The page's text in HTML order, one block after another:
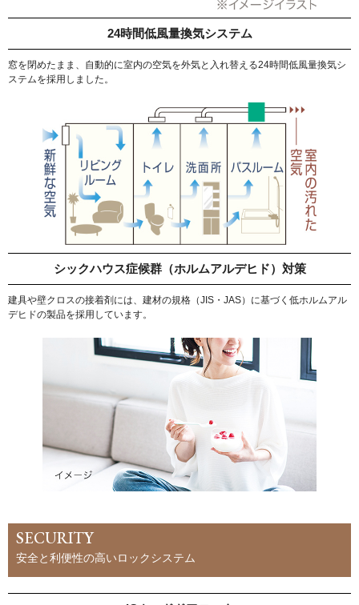
24時間低風量換気システム
窓を閉めたまま、自動的に室内の空気を外気と入れ替える24時間低風量換気シ
ステムを採用しました。
シックハウス症候群（ホルムアルデヒド）対策
建具や壁クロスの接着剤には、建材の規格（JIS・JAS）に基づく低ホルムアル
デヒドの製品を採用しています。
SECURITY
安全と利便性の高いロックシステム